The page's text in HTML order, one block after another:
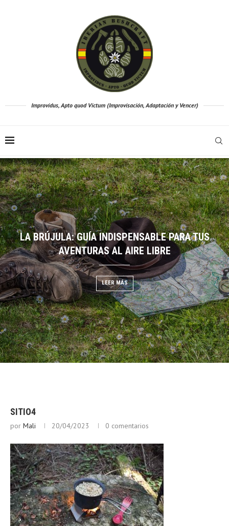
Improvidus, Apto quod Victum (Improvisación, Adaptación y Vencer)
GUÍA DE BUSHCRAFT
MÁS
LA BRÚJULA: GUÍA INDISPENSABLE PARA TUS
AVENTURAS AL AIRE LIBRE
LEER MÁS
DESCIFRANDO EL
NUBES PARA
SITIO4
por Mali 20/04/2023 0 comentarios